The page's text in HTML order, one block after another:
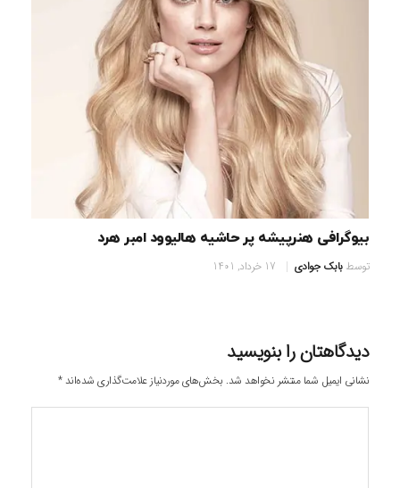
بیوگرافی هنرپیشه پر حاشیه هالیوود امبر هرد
توسطبابک جوادی 17 خرداد, 1401
دیدگاهتان را بنویسید
نشانی ایمیل شما منتشر نخواهد شد. بخش‌های موردنیاز علامت‌گذاری شده‌اند*